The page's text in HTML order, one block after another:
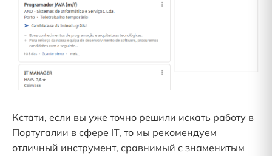
Кстати, если вы уже точно решили искать работу в
Португалии в сфере IT, то мы рекомендуем
отличный инструмент, сравнимый с знаменитым